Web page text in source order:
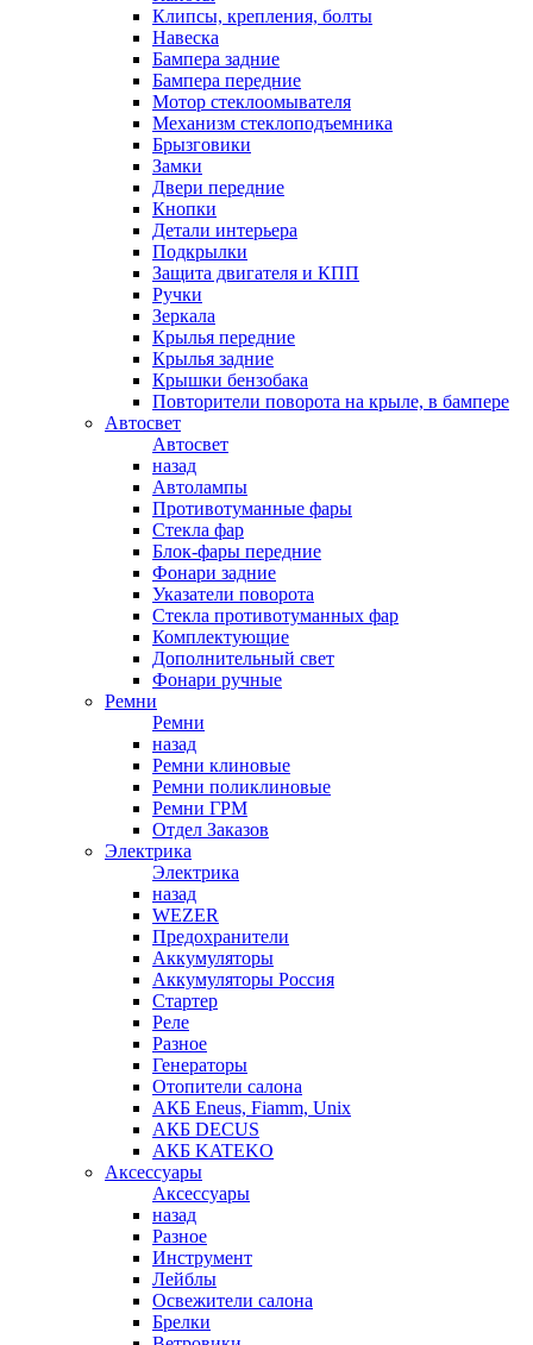
Клипсы, крепления, болты
Навеска
Бампера задние
Бампера передние
Мотор стеклоомывателя
Механизм стеклоподъемника
Брызговики
Замки
Двери передние
Кнопки
Детали интерьера
Подкрылки
Защита двигателя и КПП
Ручки
Зеркала
Крылья передние
Крылья задние
Крышки бензобака
Повторители поворота на крыле, в бампере
Автосвет
Автосвет
назад
Автолампы
Противотуманные фары
Стекла фар
Блок-фары передние
Фонари задние
Указатели поворота
Стекла противотуманных фар
Комплектующие
Дополнительный свет
Фонари ручные
Ремни
Ремни
назад
Ремни клиновые
Ремни поликлиновые
Ремни ГРМ
Отдел Заказов
Электрика
Электрика
назад
WEZER
Предохранители
Аккумуляторы
Аккумуляторы Россия
Стартер
Реле
Разное
Генераторы
Отопители салона
АКБ Eneus, Fiamm, Unix
АКБ DECUS
АКБ KATEKO
Аксессуары
Аксессуары
назад
Разное
Инструмент
Лейблы
Освежители салона
Брелки